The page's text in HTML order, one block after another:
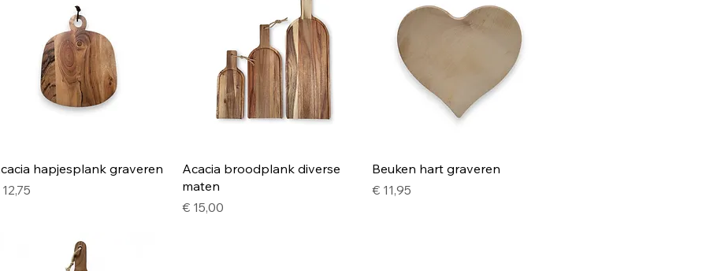
Snel overzicht
hapjesplank graveren
Snel overzicht
Acacia broodplank diverse
maten
Prijs
€ 15,00
Snel overzicht
Beuken hart graveren
Prijs
€ 11,95